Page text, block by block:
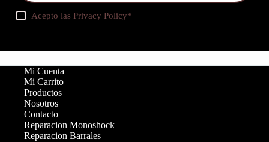
Acepto lasPrivacy Policy*
Mi Cuenta
Mi Carrito
Productos
Nosotros
Contacto
Reparacion Monoshock
Reparacion Barrales